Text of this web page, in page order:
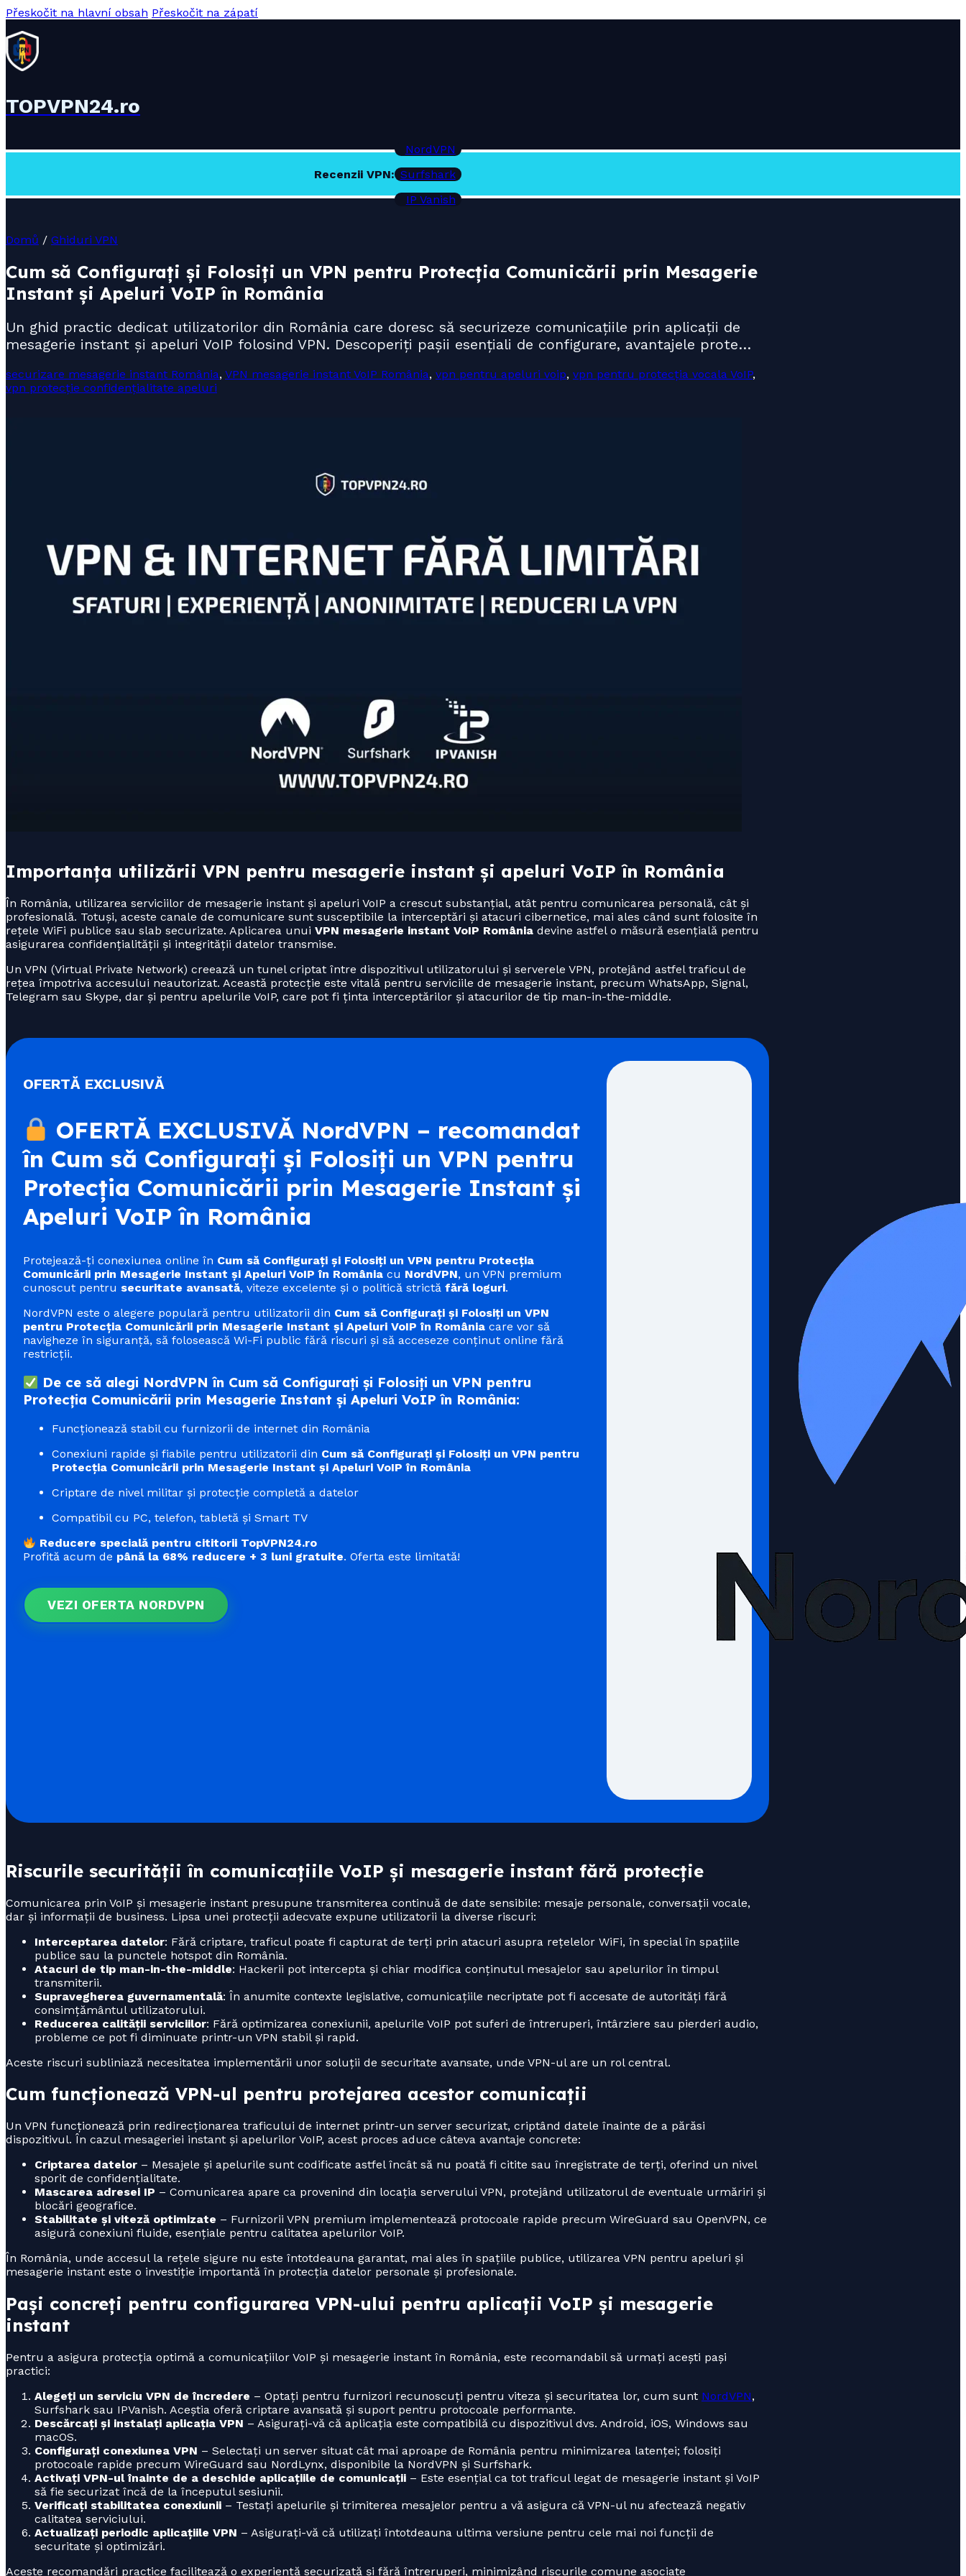
Přeskočit na hlavní obsah Přeskočit na zápatí
TOPVPN24.ro
Recenzii VPN:
NordVPN
Surfshark
IP Vanish
Domů / Ghiduri VPN
Cum să Configurați și Folosiți un VPN pentru Protecția Comunicării prin Mesagerie
Instant și Apeluri VoIP în România
Un ghid practic dedicat utilizatorilor din România care doresc să securizeze comunicațiile prin aplicații de
mesagerie instant și apeluri VoIP folosind VPN. Descoperiți pașii esențiali de configurare, avantajele prote…
securizare mesagerie instant România, VPN mesagerie instant VoIP România, vpn pentru apeluri voip, vpn pentru protecția vocala VoIP,
vpn protecție confidențialitate apeluri
Importanța utilizării VPN pentru mesagerie instant și apeluri VoIP în România
În România, utilizarea serviciilor de mesagerie instant și apeluri VoIP a crescut substanțial, atât pentru comunicarea personală, cât și
profesională. Totuși, aceste canale de comunicare sunt susceptibile la interceptări și atacuri cibernetice, mai ales când sunt folosite în
rețele WiFi publice sau slab securizate. Aplicarea unui VPN mesagerie instant VoIP România devine astfel o măsură esențială pentru
asigurarea confidențialității și integrității datelor transmise.
Un VPN (Virtual Private Network) creează un tunel criptat între dispozitivul utilizatorului și serverele VPN, protejând astfel traficul de
rețea împotriva accesului neautorizat. Această protecție este vitală pentru serviciile de mesagerie instant, precum WhatsApp, Signal,
Telegram sau Skype, dar și pentru apelurile VoIP, care pot fi ținta interceptărilor și atacurilor de tip man-in-the-middle.
OFERTĂ EXCLUSIVĂ
OFERTĂ EXCLUSIVĂ NordVPN – recomandat
în Cum să Configurați și Folosiți un VPN pentru
Protecția Comunicării prin Mesagerie Instant și
Apeluri VoIP în România
Protejează-ți conexiunea online în Cum să Configurați și Folosiți un VPN pentru Protecția
Comunicării prin Mesagerie Instant și Apeluri VoIP în România cu NordVPN, un VPN premium
cunoscut pentru securitate avansată, viteze excelente și o politică strictă fără loguri.
NordVPN este o alegere populară pentru utilizatorii din Cum să Configurați și Folosiți un VPN
pentru Protecția Comunicării prin Mesagerie Instant și Apeluri VoIP în România care vor să
navigheze în siguranță, să folosească Wi-Fi public fără riscuri și să acceseze conținut online fără
restricții.
De ce să alegi NordVPN în Cum să Configurați și Folosiți un VPN pentru
Protecția Comunicării prin Mesagerie Instant și Apeluri VoIP în România:
Funcționează stabil cu furnizorii de internet din România
Conexiuni rapide și fiabile pentru utilizatorii din Cum să Configurați și Folosiți un VPN pentru
Protecția Comunicării prin Mesagerie Instant și Apeluri VoIP în România
Criptare de nivel militar și protecție completă a datelor
Compatibil cu PC, telefon, tabletă și Smart TV
Reducere specială pentru cititorii TopVPN24.ro
Profită acum de până la 68% reducere + 3 luni gratuite. Oferta este limitată!
VEZI OFERTA NORDVPN
Riscurile securității în comunicațiile VoIP și mesagerie instant fără protecție
Comunicarea prin VoIP și mesagerie instant presupune transmiterea continuă de date sensibile: mesaje personale, conversații vocale,
dar și informații de business. Lipsa unei protecții adecvate expune utilizatorii la diverse riscuri:
Interceptarea datelor: Fără criptare, traficul poate fi capturat de terți prin atacuri asupra rețelelor WiFi, în special în spațiile
publice sau la punctele hotspot din România.
Atacuri de tip man-in-the-middle: Hackerii pot intercepta și chiar modifica conținutul mesajelor sau apelurilor în timpul
transmiterii.
Supravegherea guvernamentală: În anumite contexte legislative, comunicațiile necriptate pot fi accesate de autorități fără
consimțământul utilizatorului.
Reducerea calității serviciilor: Fără optimizarea conexiunii, apelurile VoIP pot suferi de întreruperi, întârziere sau pierderi audio,
probleme ce pot fi diminuate printr-un VPN stabil și rapid.
Aceste riscuri subliniază necesitatea implementării unor soluții de securitate avansate, unde VPN-ul are un rol central.
Cum funcționează VPN-ul pentru protejarea acestor comunicații
Un VPN funcționează prin redirecționarea traficului de internet printr-un server securizat, criptând datele înainte de a părăsi
dispozitivul. În cazul mesageriei instant și apelurilor VoIP, acest proces aduce câteva avantaje concrete:
Criptarea datelor – Mesajele și apelurile sunt codificate astfel încât să nu poată fi citite sau înregistrate de terți, oferind un nivel
sporit de confidențialitate.
Mascarea adresei IP – Comunicarea apare ca provenind din locația serverului VPN, protejând utilizatorul de eventuale urmăriri și
blocări geografice.
Stabilitate și viteză optimizate – Furnizorii VPN premium implementează protocoale rapide precum WireGuard sau OpenVPN, ce
asigură conexiuni fluide, esențiale pentru calitatea apelurilor VoIP.
În România, unde accesul la rețele sigure nu este întotdeauna garantat, mai ales în spațiile publice, utilizarea VPN pentru apeluri și
mesagerie instant este o investiție importantă în protecția datelor personale și profesionale.
Pași concreți pentru configurarea VPN-ului pentru aplicații VoIP și mesagerie
instant
Pentru a asigura protecția optimă a comunicațiilor VoIP și mesagerie instant în România, este recomandabil să urmați acești pași
practici:
Alegeți un serviciu VPN de încredere – Optați pentru furnizori recunoscuți pentru viteza și securitatea lor, cum sunt NordVPN,
Surfshark sau IPVanish. Aceștia oferă criptare avansată și suport pentru protocoale performante.
Descărcați și instalați aplicația VPN – Asigurați-vă că aplicația este compatibilă cu dispozitivul dvs. Android, iOS, Windows sau
macOS.
Configurați conexiunea VPN – Selectați un server situat cât mai aproape de România pentru minimizarea latenței; folosiți
protocoale rapide precum WireGuard sau NordLynx, disponibile la NordVPN și Surfshark.
Activați VPN-ul înainte de a deschide aplicațiile de comunicații – Este esențial ca tot traficul legat de mesagerie instant și VoIP
să fie securizat încă de la începutul sesiunii.
Verificați stabilitatea conexiunii – Testați apelurile și trimiterea mesajelor pentru a vă asigura că VPN-ul nu afectează negativ
calitatea serviciului.
Actualizați periodic aplicațiile VPN – Asigurați-vă că utilizați întotdeauna ultima versiune pentru cele mai noi funcții de
securitate și optimizări.
Aceste recomandări practice facilitează o experiență securizată și fără întreruperi, minimizând riscurile comune asociate